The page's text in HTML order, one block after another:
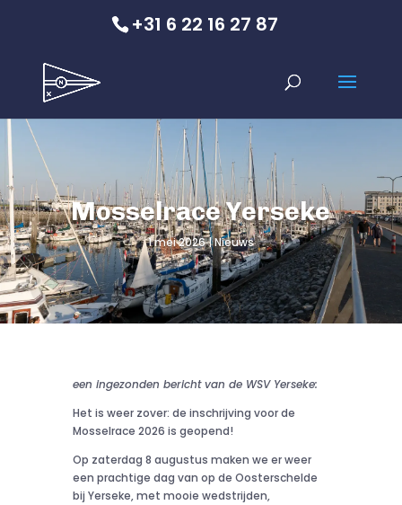
+31 6 22 16 27 87
Mosselrace Yerseke
1 mei 2026 Nieuws
een ingezonden bericht van de WSV Yerseke:
Het is weer zover: de inschrijving voor de
Mosselrace 2026 is geopend!
Op zaterdag 8 augustus maken we er weer
een prachtige dag van op de Oosterschelde
bij Yerseke, met mooie wedstrijden,